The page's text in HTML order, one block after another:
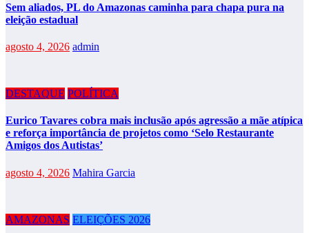
Sem aliados, PL do Amazonas caminha para chapa pura na
eleição estadual
agosto 4, 2026 admin
DESTAQUE POLÍTICA
Eurico Tavares cobra mais inclusão após agressão a mãe atípica
e reforça importância de projetos como ‘Selo Restaurante
Amigos dos Autistas’
agosto 4, 2026 Mahira Garcia
AMAZONAS ELEIÇÕES 2026